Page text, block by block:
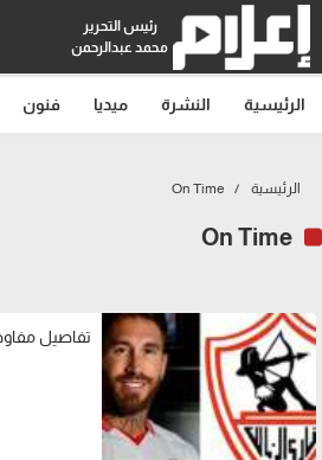
رئيس التحرير
محمد عبدالرحمن
الرئيسية النشرة ميديا فنون
الرئيسية On Time
On Time
تفاصيل